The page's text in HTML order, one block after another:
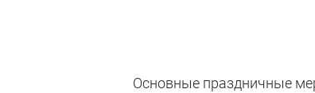
Основные праздничные